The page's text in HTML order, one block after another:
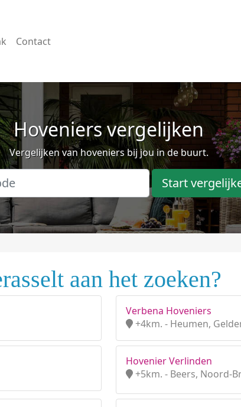
Contact
Hoveniers vergelijken
Vergelijken van hoveniers bij jou in de buurt.
Start
aan het zoeken?
Verbena Hoveniers
+4km. - Heumen,
Hovenier Verlinden
+5km. - Beers, Noord-